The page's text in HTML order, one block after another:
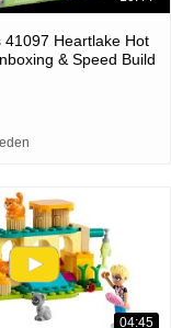
41097 Heartlake Hot
& Speed Build
04:45